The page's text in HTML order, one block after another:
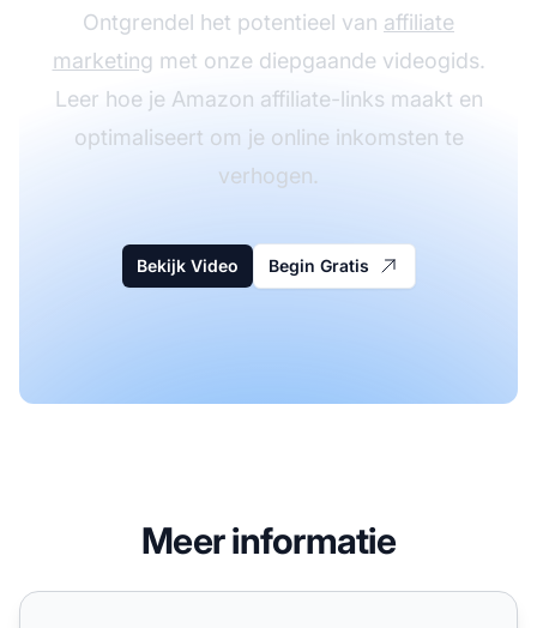
Ontgrendel het potentieel van affiliate
marketing met onze diepgaande videogids.
Leer hoe je Amazon affiliate-links maakt en
optimaliseert om je online inkomsten te
verhogen.
Bekijk Video Begin Gratis
Meer informatie
Hoe Amazon Affiliate-links toevoegen aan je YouTube-